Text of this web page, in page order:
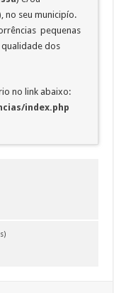
no seu municipío.
pequenas
dos
no link abaixo:
index.php